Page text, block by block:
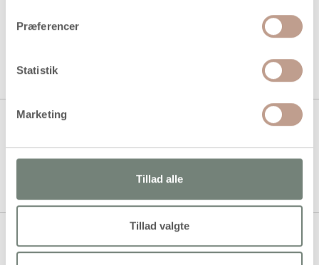
Præferencer
Statistik
Marketing
Tillad alle
Tillad valgte
20x20 g/ 1 pk.
1 stk á 500,00 kr.
Merinould, tykkelse 21 my, grøn,
100 g/ 1 pk.